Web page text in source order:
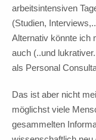
arbeitsintensiven
(Studien,
Alternativ könnte ich
auch (..und
als Personal
Das ist aber nicht
möglichst viele
gesammelten